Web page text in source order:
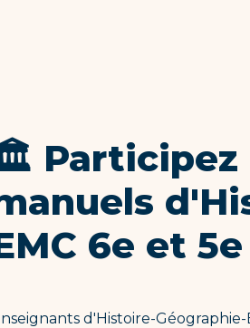
Participez
6e et 5e
d'Histoire-